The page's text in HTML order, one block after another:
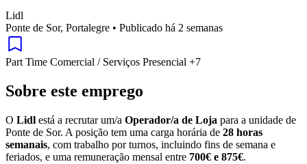
Lidl
Ponte de Sor, Portalegre • Publicado há 2 semanas
Part Time Comercial / Serviços Presencial +7
Sobre este emprego
O Lidl está a recrutar um/a Operador/a de Loja para a unidade de
Ponte de Sor. A posição tem uma carga horária de 28 horas
semanais, com trabalho por turnos, incluindo fins de semana e
feriados, e uma remuneração mensal entre 700€ e 875€.